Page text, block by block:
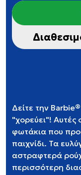
Δείτε την
"χορεύει"! Αυτές
φωτάκια που
παιχνίδι. Τα
αστραφτερά
περισσότερη